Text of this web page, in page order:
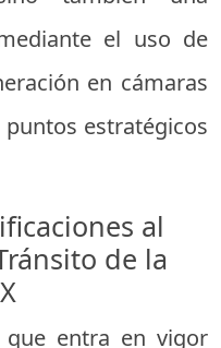
el uso de
en cámaras
estratégicos
al
de la
que entra en vigor